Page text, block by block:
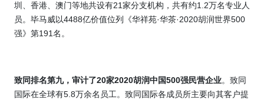
圳、香港、澳门等地共设有21家分支机构，共有约1.2万名专业人
员。毕马威以4488亿价值位列《华祥苑·华茶·2020胡润世界500
强》第191名。
致同排名第九，审计了20家2020胡润中国500强民营企业。致同
国际在全球有5.8万余名员工。致同国际各成员所主要向其客户提